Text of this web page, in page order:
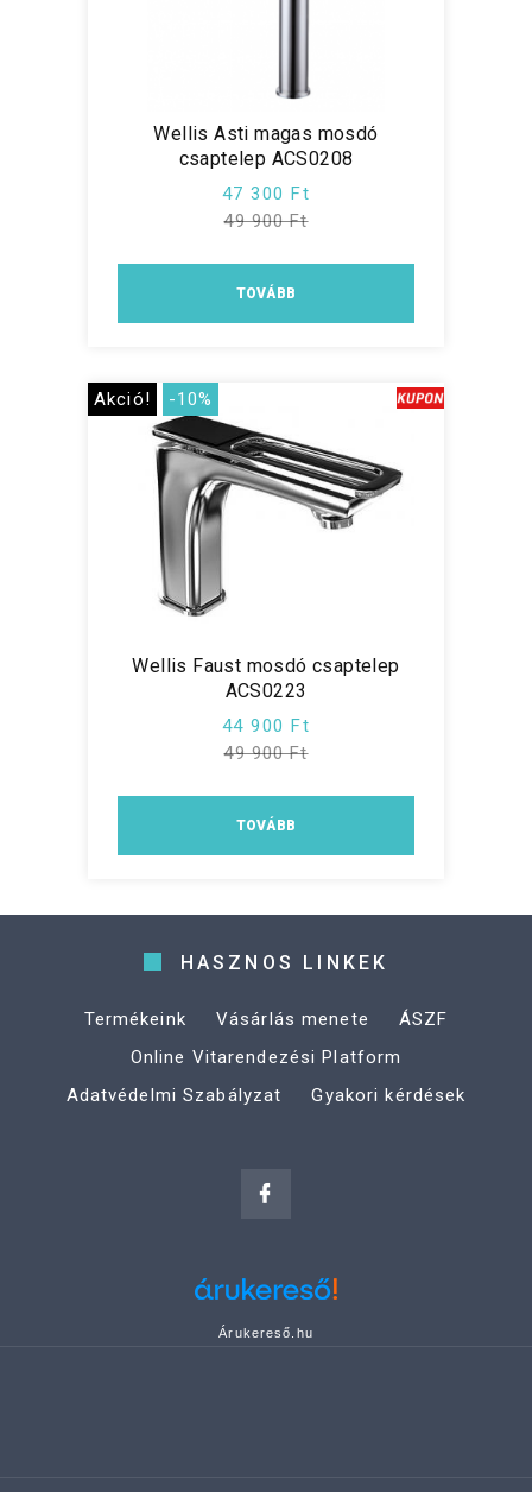
Wellis Asti magas mosdó
csaptelep ACS0208
47 300 Ft
49 900 Ft
TOVÁBB
Akció! -10%
Wellis Faust mosdó csaptelep
ACS0223
44 900 Ft
49 900 Ft
TOVÁBB
HASZNOS LINKEK
Termékeink Vásárlás menete
ÁSZF
Online Vitarendezési Platform
Adatvédelmi Szabályzat
Gyakori kérdések
Árukereső.hu